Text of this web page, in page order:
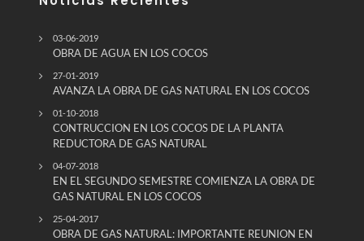
03-06-2019
OBRA DE AGUA EN LOS COCOS
27-01-2019
AVANZA LA OBRA DE GAS NATURAL EN LOS COCOS
01-10-2018
CONTRUCCION EN LOS COCOS DE LA PLANTA
REDUCTORA DE GAS NATURAL
04-07-2018
EN EL SEGUNDO SEMESTRE COMIENZA LA OBRA DE
GAS NATURAL EN LOS COCOS
25-04-2017
OBRA DE GAS NATURAL: IMPORTANTE REUNION EN